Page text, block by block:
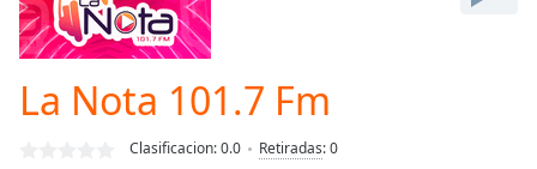
Skip
Forward
Mute
Current
Time0:00
La Nota 101.7 Fm
Clasificacion:0.0 Retiradas:0